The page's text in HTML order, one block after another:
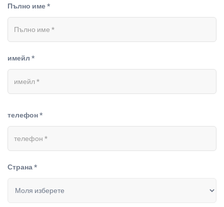
Пълно име *
имейл *
телефон *
Страна *